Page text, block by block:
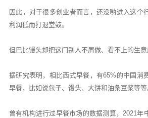
因此，对于很多创业者而言，还没哟进入这个
利润低而打退堂鼓。
但巴比馒头却把这门别人不屑做、看不上的生意
据研究表明，相比西式早餐，有65%的中国消
早餐，比如说包子、馒头、大饼和油条豆浆等等
曾有机构进行过早餐市场的数据测算，2021年